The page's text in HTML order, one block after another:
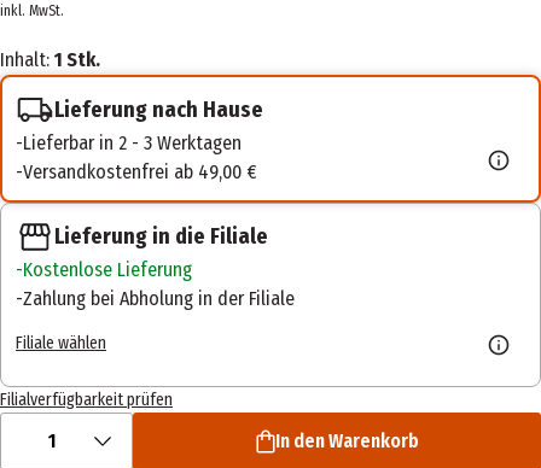
inkl. MwSt.
Inhalt: 1 Stk.
Lieferung nach Hause
Lieferbar in 2 - 3 Werktagen
Versandkostenfrei ab 49,00 €
Lieferung in die Filiale
Kostenlose Lieferung
Zahlung bei Abholung in der Filiale
Filiale wählen
Filialverfügbarkeit prüfen
1 In den Warenkorb